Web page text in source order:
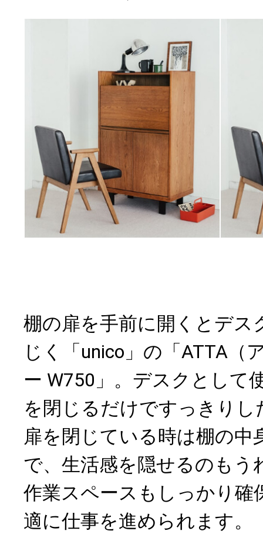
棚の扉を手前に開くとデス
じく「unico」の「ATTA（
ー W750」。デスクとして
を閉じるだけですっきり
扉を閉じている時は棚の中
で、生活感を隠せるのもう
作業スペースもしっかり確
適に仕事を進められます。